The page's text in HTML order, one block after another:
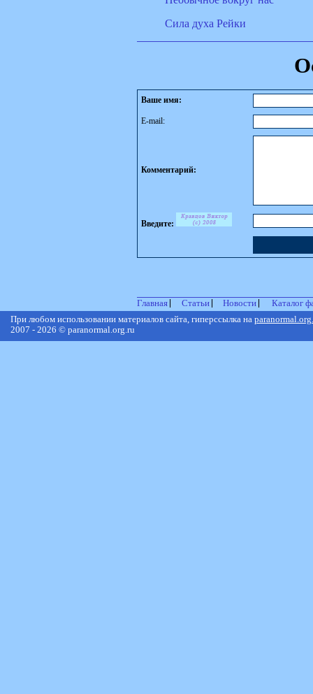
Сила духа Рейки
Ваше имя:
E-mail:
Комментарий:
Введите:
Главная Статьи Новости
Каталог
При любом использовании материалов сайта, гиперссылка на
2007 - 2026 © paranormal.org.ru